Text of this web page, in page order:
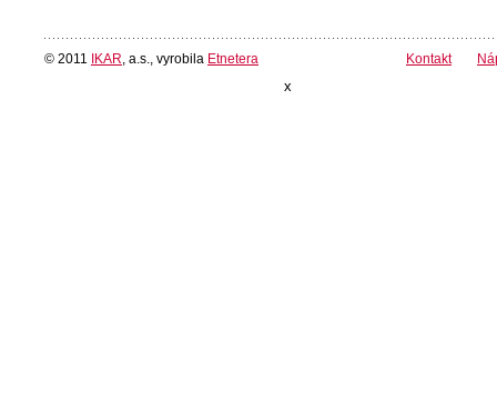
© 2011 IKAR , a.s., vyrobila Etnetera Kontakt
x